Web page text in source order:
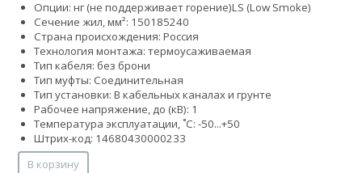
Опции: нг (не поддерживает горение)LS (Low Smoke)
Сечение жил, мм²: 150185240
Страна происхождения: Россия
Технология монтажа: термоусаживаемая
Тип кабеля: без брони
Тип муфты: Соединительная
Тип установки: В кабельных каналах и грунте
Рабочее напряжение, до (кВ): 1
Температура эксплуатации, ˚С: -50...+50
Штрих-код: 14680430000233
В корзину